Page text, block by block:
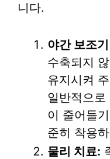
니다.
야간 보조
수축되지
유지시켜
일반적으
이 줄어들
준히 착용
물리 치료: